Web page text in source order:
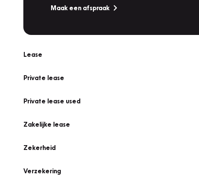
Maak een afspraak
Lease
Private lease
Private lease used
Zakelijke lease
Zekerheid
Verzekering